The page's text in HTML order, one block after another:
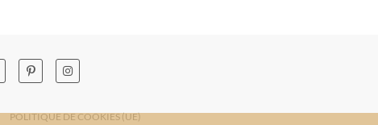
POLITIQUE DE COOKIES (UE)